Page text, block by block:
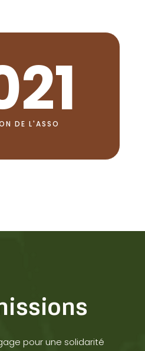
DE L'ASSO
pour une solidarité